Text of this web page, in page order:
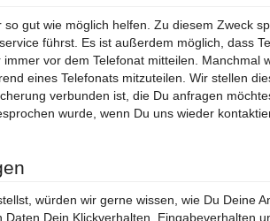
gut wie möglich helfen. Zu diesem Zweck
führst. Es ist außerdem möglich, dass
vor dem Telefonat mitteilen. Manchmal
eines Telefonats mitzuteilen. Wir stellen
verbunden ist, die Du anfragen
wurde, wenn Du uns wieder
würden wir gerne wissen, wie Du Deine
Dein Klickverhalten, Eingabeverhalten